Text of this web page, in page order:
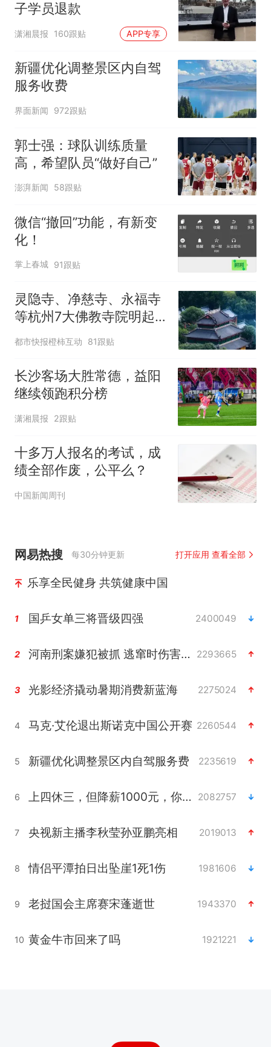
子学员退款
潇湘晨报 160跟贴 APP专享
新疆优化调整景区内自驾
服务收费
界面新闻 972跟贴
郭士强：球队训练质量
高，希望队员“做好自己”
澎湃新闻 58跟贴
微信“撤回”功能，有新变
化！
掌上春城 91跟贴
灵隐寺、净慈寺、永福寺
等杭州7大佛教寺院明起
临时关闭，别跑空了
都市快报橙柿互动 81跟贴
长沙客场大胜常德，益阳
继续领跑积分榜
潇湘晨报 2跟贴
十多万人报名的考试，成
绩全部作废，公平么？
中国新闻周刊
网易热搜 每30分钟更新 打开应用 查看全部
乐享全民健身 共筑健康中国
1 国乒女单三将晋级四强 2400049
2 河南刑案嫌犯被抓 逃窜时伤害多人 2293665
3 光影经济撬动暑期消费新蓝海 2275024
4 马克·艾伦退出斯诺克中国公开赛 2260544
5 新疆优化调整景区内自驾服务费 2235619
6 上四休三，但降薪1000元，你接受吗？ 2082757
7 央视新主播李秋莹孙亚鹏亮相 2019013
8 情侣平潭拍日出坠崖1死1伤 1981606
9 老挝国会主席赛宋蓬逝世 1943370
10 黄金牛市回来了吗 1921221